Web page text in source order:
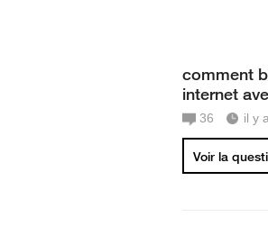
comment
internet
36 il y
Voir la